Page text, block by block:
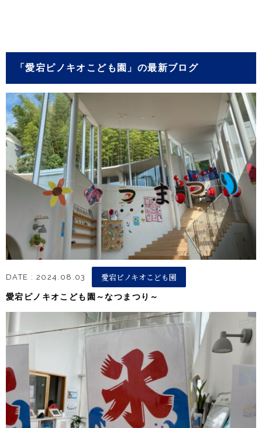
「愛宕ピノキオこども園」の最新ブログ
DATE : 2024.08.03 愛宕ピノキオこども園
愛宕ピノキオこども園～なつまつり～